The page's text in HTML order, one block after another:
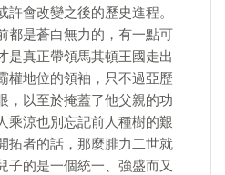
會改變之後的歷史進程。
都是蒼白無力的，有一點可
是真正帶領馬其頓王國走出
權地位的領袖，只不過亞歷
，以至於掩蓋了他父親的功
乘涼也別忘記前人種樹的艱
拓者的話，那麼腓力二世就
子的是一個統一、強盛而又